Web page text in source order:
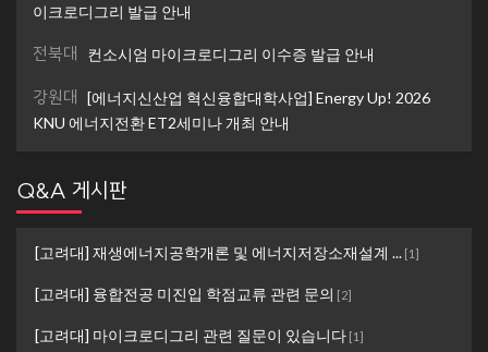
이크로디그리 발급 안내
전북대 컨소시엄 마이크로디그리 이수증 발급 안내
강원대 [에너지신산업 혁신융합대학사업] Energy Up! 2026
KNU 에너지전환 ET2세미나 개최 안내
Q&A 게시판
[고려대] 재생에너지공학개론 및 에너지저장소재설계 ... [1]
[고려대] 융합전공 미진입 학점교류 관련 문의 [2]
[고려대] 마이크로디그리 관련 질문이 있습니다 [1]